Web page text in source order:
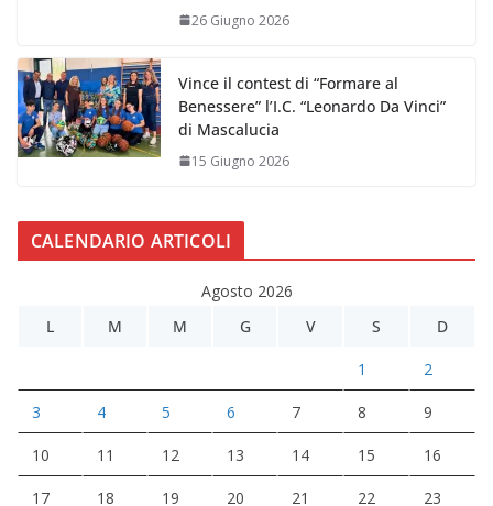
26 Giugno 2026
Vince il contest di “Formare al
Benessere” l’I.C. “Leonardo Da Vinci”
di Mascalucia
15 Giugno 2026
CALENDARIO ARTICOLI
Agosto 2026
L
M M G V S D
1 2
3 4 5 6 7 8 9
10 11 12 13 14 15 16
17 18 19 20 21 22 23